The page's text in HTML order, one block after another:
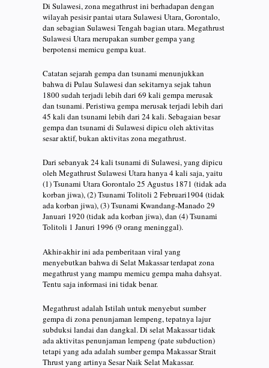
Di Sulawesi, zona megathrust ini berhadapan dengan
wilayah pesisir pantai utara Sulawesi Utara, Gorontalo,
dan sebagian Sulawesi Tengah bagian utara. Megathrust
Sulawesi Utara merupakan sumber gempa yang
berpotensi memicu gempa kuat.
Catatan sejarah gempa dan tsunami menunjukkan
bahwa di Pulau Sulawesi dan sekitarnya sejak tahun
1800 sudah terjadi lebih dari 69 kali gempa merusak
dan tsunami. Peristiwa gempa merusak terjadi lebih dari
45 kali dan tsunami lebih dari 24 kali. Sebagaian besar
gempa dan tsunami di Sulawesi dipicu oleh aktivitas
sesar aktif, bukan aktivitas zona megathrust.
Dari sebanyak 24 kali tsunami di Sulawesi, yang dipicu
oleh Megathrust Sulawesi Utara hanya 4 kali saja, yaitu
(1) Tsunami Utara Gorontalo 25 Agustus 1871 (tidak ada
korban jiwa), (2) Tsunami Tolitoli 2 Februari1904 (tidak
ada korban jiwa), (3) Tsunami Kwandang-Manado 29
Januari 1920 (tidak ada korban jiwa), dan (4) Tsunami
Tolitoli 1 Januri 1996 (9 orang meninggal).
Akhir-akhir ini ada pemberitaan viral yang
menyebutkan bahwa di Selat Makassar terdapat zona
megathrust yang mampu memicu gempa maha dahsyat.
Tentu saja informasi ini tidak benar.
Megathrust adalah Istilah untuk menyebut sumber
gempa di zona penunjaman lempeng, tepatnya lajur
subduksi landai dan dangkal. Di selat Makassar tidak
ada aktivitas penunjaman lempeng (pate subduction)
tetapi yang ada adalah sumber gempa Makassar Strait
Thrust yang artinya Sesar Naik Selat Makassar.